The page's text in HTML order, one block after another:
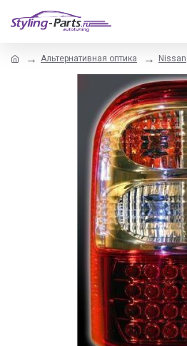
Альтернативная оптика Nissan